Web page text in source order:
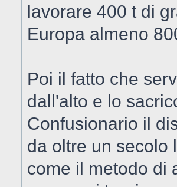
lavorare 400 t di
Europa almeno
Poi il fatto che
dall'alto e lo
Confusionario il
da oltre un secolo
come il metodo di